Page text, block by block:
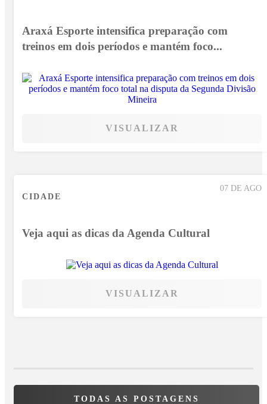
Araxá Esporte intensifica preparação com
treinos em dois períodos e mantém foco...
VISUALIZAR
07 DE AGO
CIDADE
Veja aqui as dicas da Agenda Cultural
VISUALIZAR
TODAS AS POSTAGENS